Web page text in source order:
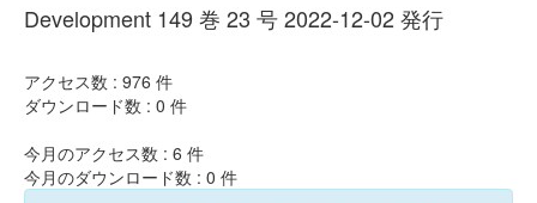
Development 149 巻 23 号 2022-12-02 発行
アクセス数 : 976 件
ダウンロード数 : 0 件
今月のアクセス数 : 6 件
今月のダウンロード数 : 0 件